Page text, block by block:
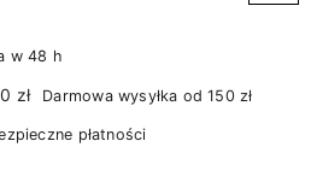
w 48 h
Darmowa wysyłka od 150 zł
płatności